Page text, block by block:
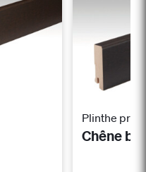
Plinthe
Chêne